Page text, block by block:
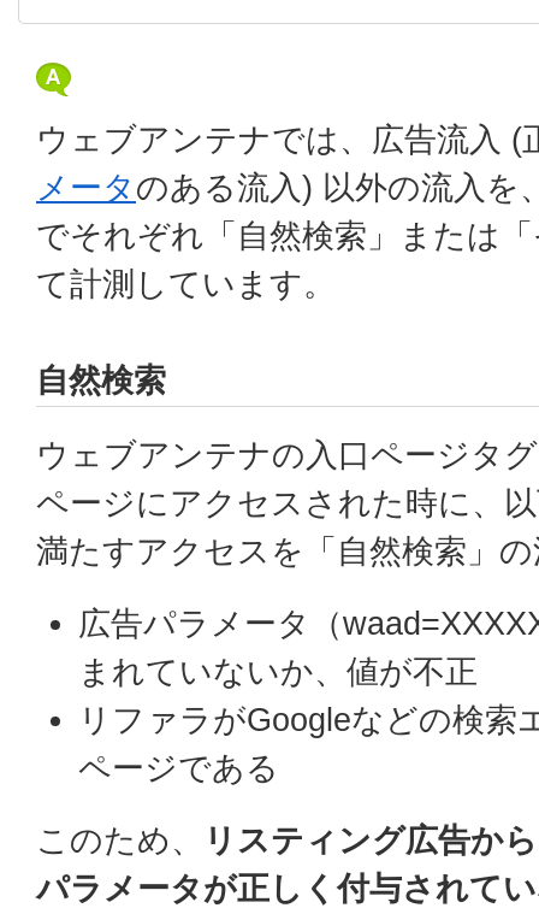
ウェブアンテナでは、広告流入
メータのある流入) 以外の流入を
でそれぞれ「自然検索」または
て計測しています。
自然検索
ウェブアンテナの入口ページタ
ページにアクセスされた時に、
満たすアクセスを「自然検索」
広告パラメータ（
まれていないか、値が不正
リファラがGoogleなどの検索
ページである
このため、
リスティング広告か
パラメータが正しく付与されて